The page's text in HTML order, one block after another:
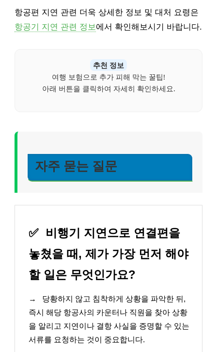
항공편 지연 관련 더욱 상세한 정보 및 대처 요령은
항공기 지연 관련 정보에서 확인해보시기 바랍니다.
추천 정보
여행 보험으로 추가 피해 막는 꿀팁!
아래 버튼을 클릭하여 자세히 확인하세요.
자주 묻는 질문
✅
비행기 지연으로 연결편을
놓쳤을 때, 제가 가장 먼저 해야
할 일은 무엇인가요?
→
당황하지 않고 침착하게 상황을 파악한 뒤,
즉시 해당 항공사의 카운터나 직원을 찾아 상황
을 알리고 지연이나 결항 사실을 증명할 수 있는
서류를 요청하는 것이 중요합니다.